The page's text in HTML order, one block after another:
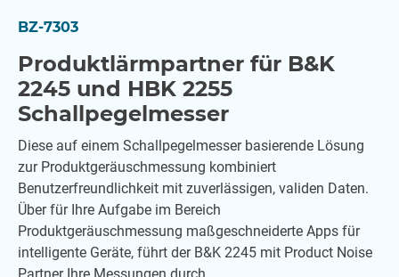
BZ-7303
Produktlärmpartner für B&K
2245 und HBK 2255
Schallpegelmesser
Diese auf einem Schallpegelmesser basierende Lösung
zur Produktgeräuschmessung kombiniert
Benutzerfreundlichkeit mit zuverlässigen, validen Daten.
Über für Ihre Aufgabe im Bereich
Produktgeräuschmessung maßgeschneiderte Apps für
intelligente Geräte, führt der B&K 2245 mit Product Noise
Partner Ihre Messungen durch.